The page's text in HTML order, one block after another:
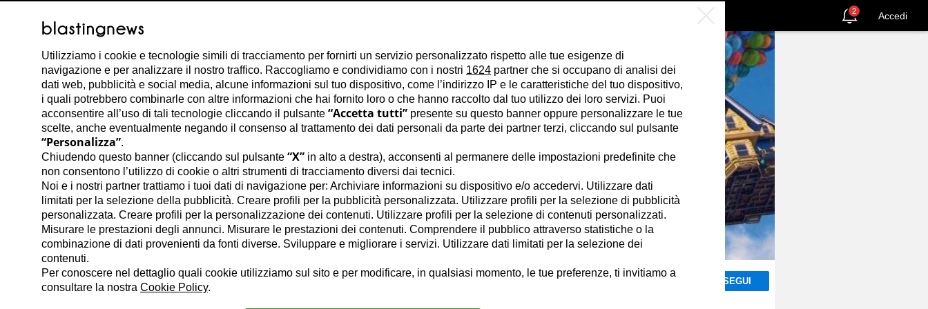
2 Accedi
SEGUI
Utilizziamo i cookie e tecnologie simili di tracciamento per fornirti un servizio personalizzato rispetto alle tue esigenze di
navigazione e per analizzare il nostro traffico. Raccogliamo e condividiamo con i nostri 1624 partner che si occupano di analisi dei
dati web, pubblicità e social media, alcune informazioni sul tuo dispositivo, come l’indirizzo IP e le caratteristiche del tuo dispositivo,
i quali potrebbero combinarle con altre informazioni che hai fornito loro o che hanno raccolto dal tuo utilizzo dei loro servizi. Puoi
acconsentire all’uso di tali tecnologie cliccando il pulsante “Accetta tutti” presente su questo banner oppure personalizzare le tue
scelte, anche eventualmente negando il consenso al trattamento dei dati personali da parte dei partner terzi, cliccando sul pulsante
“Personalizza”.
Chiudendo questo banner (cliccando sul pulsante “X” in alto a destra), acconsenti al permanere delle impostazioni predefinite che
non consentono l’utilizzo di cookie o altri strumenti di tracciamento diversi dai tecnici.
Noi e i nostri partner trattiamo i tuoi dati di navigazione per: Archiviare informazioni su dispositivo e/o accedervi. Utilizzare dati
limitati per la selezione della pubblicità. Creare profili per la pubblicità personalizzata. Utilizzare profili per la selezione di pubblicità
personalizzata. Creare profili per la personalizzazione dei contenuti. Utilizzare profili per la selezione di contenuti personalizzati.
Misurare le prestazioni degli annunci. Misurare le prestazioni dei contenuti. Comprendere il pubblico attraverso statistiche o la
combinazione di dati provenienti da fonti diverse. Sviluppare e migliorare i servizi. Utilizzare dati limitati per la selezione dei
contenuti.
Per conoscere nel dettaglio quali cookie utilizziamo sul sito e per modificare, in qualsiasi momento, le tue preferenze, ti invitiamo a
consultare la nostra Cookie Policy.